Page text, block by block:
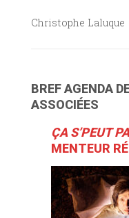
Christophe Laluque
BREF AGENDA
ASSOCIÉES
ÇA S’PEUT
MENTEUR